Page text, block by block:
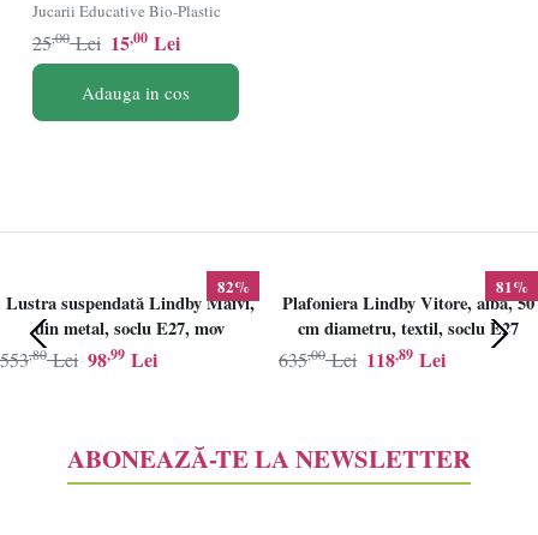
Jucarii Educative Bio-Plastic
15,00 Lei
25,00 Lei
Adauga in cos
82%
Lustra suspendată Lindby Maivi,
din metal, soclu E27, mov
98,99 Lei
553,80 Lei
81%
Plafoniera Lindby Vitore, alba, 50
cm diametru, textil, soclu E27
118,89 Lei
635,00 Lei
ABONEAZĂ-TE LA NEWSLETTER